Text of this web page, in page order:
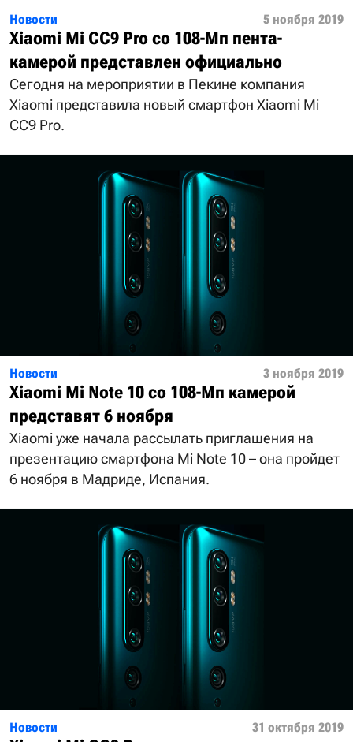
Новости 5 ноября 2019
Xiaomi Mi CC9 Pro со 108-Мп пента-
камерой представлен официально
Сегодня на мероприятии в Пекине компания
Xiaomi представила новый смартфон Xiaomi Mi
CC9 Pro.
Новости 3 ноября 2019
Xiaomi Mi Note 10 со 108-Мп камерой
представят 6 ноября
Xiaomi уже начала рассылать приглашения на
презентацию смартфона Mi Note 10 – она пройдет
6 ноября в Мадриде, Испания.
Новости 31 октября 2019